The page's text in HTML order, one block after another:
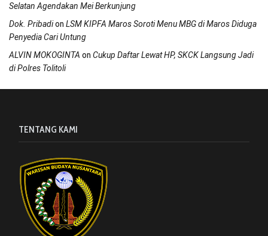
Selatan Agendakan Mei Berkunjung
Dok. Pribadion LSM KIPFA Maros Soroti Menu MBG di Maros Diduga
Penyedia Cari Untung
ALVIN MOKOGINTA on Cukup Daftar Lewat HP, SKCK Langsung Jadi
di Polres Tolitoli
TENTANG KAMI